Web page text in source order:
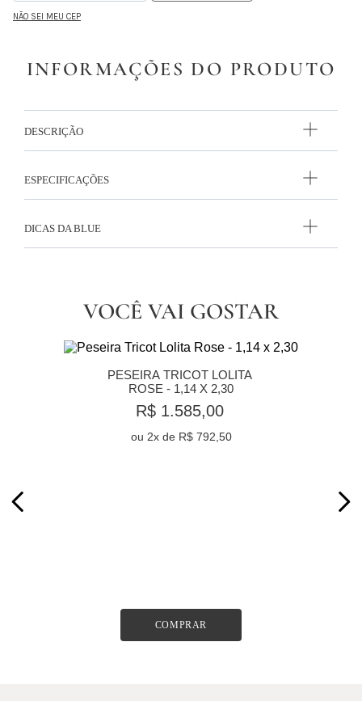
NÃO SEI MEU CEP
INFORMAÇÕES DO PRODUTO
DESCRIÇÃO
ESPECIFICAÇÕES
DICAS DA BLUE
VOCÊ VAI GOSTAR
PESEIRA TRICOT LOLITA
ROSE - 1,14 X 2,30
R$ 1.585,00
ou 2x de R$ 792,50
COMPRAR